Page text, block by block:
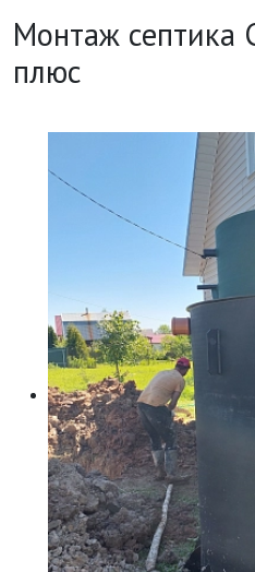
Монтаж септика
плюс